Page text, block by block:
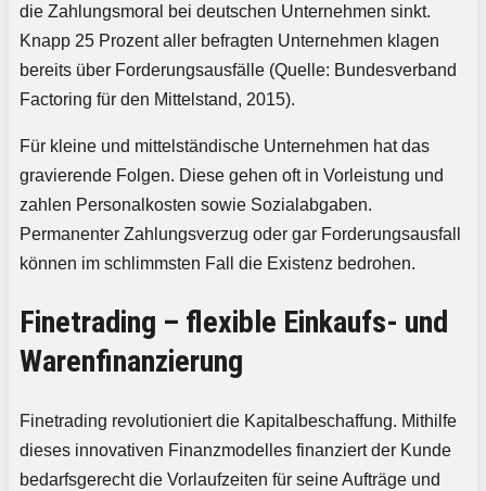
die Zahlungsmoral bei deutschen Unternehmen sinkt.
Knapp 25 Prozent aller befragten Unternehmen klagen
bereits über Forderungsausfälle (Quelle: Bundesverband
Factoring für den Mittelstand, 2015).
Für kleine und mittelständische Unternehmen hat das
gravierende Folgen. Diese gehen oft in Vorleistung und
zahlen Personalkosten sowie Sozialabgaben.
Permanenter Zahlungsverzug oder gar Forderungsausfall
können im schlimmsten Fall die Existenz bedrohen.
Finetrading – flexible Einkaufs- und
Warenfinanzierung
Finetrading revolutioniert die Kapitalbeschaffung. Mithilfe
dieses innovativen Finanzmodelles finanziert der Kunde
bedarfsgerecht die Vorlaufzeiten für seine Aufträge und